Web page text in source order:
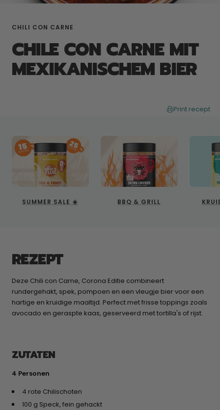
CHILI CON CARNE
CHILE CON CARNE MIT
MEXIKANISCHEM BIER
Print recept
SUMMER SALE ☀️ BBQ & GRILL
REZEPT
Deze Chili con Carne, Corona Editie combineert
rundergehakt, spek, pompoen en een vleugje bier voor een
hartige en kruidige maaltijd. Perfect met frisse toppings zoals
avocado en geraspte kaas, geserveerd met tortilla's of rijst.
ZUTATEN
4 Personen
4 rote Chilischoten
100 g Speck, fein gehackt